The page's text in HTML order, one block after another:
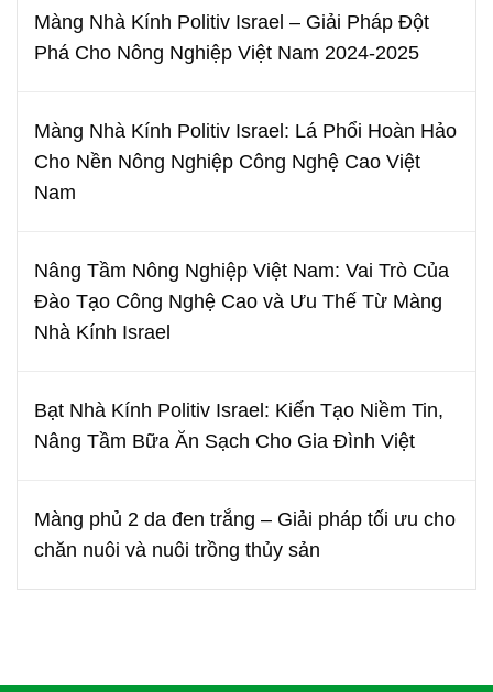
Màng Nhà Kính Politiv Israel – Giải Pháp Đột
Phá Cho Nông Nghiệp Việt Nam 2024-2025
Màng Nhà Kính Politiv Israel: Lá Phổi Hoàn Hảo
Cho Nền Nông Nghiệp Công Nghệ Cao Việt
Nam
Nâng Tầm Nông Nghiệp Việt Nam: Vai Trò Của
Đào Tạo Công Nghệ Cao và Ưu Thế Từ Màng
Nhà Kính Israel
Bạt Nhà Kính Politiv Israel: Kiến Tạo Niềm Tin,
Nâng Tầm Bữa Ăn Sạch Cho Gia Đình Việt
Màng phủ 2 da đen trắng – Giải pháp tối ưu cho
chăn nuôi và nuôi trồng thủy sản